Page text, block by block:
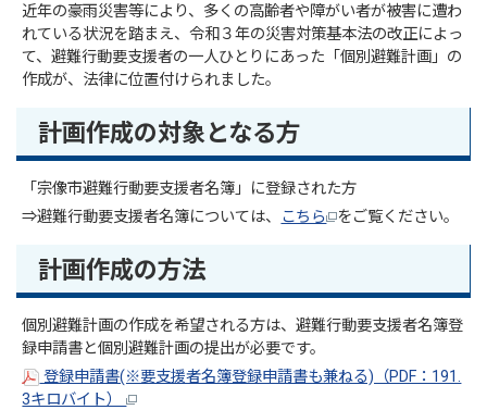
近年の豪雨災害等により、多くの高齢者や障がい者が被害に遭わ
れている状況を踏まえ、令和３年の災害対策基本法の改正によっ
て、避難行動要支援者の一人ひとりにあった「個別避難計画」の
作成が、法律に位置付けられました。
計画作成の対象となる方
「宗像市避難行動要支援者名簿」に登録された方
⇒避難行動要支援者名簿については、 こちら をご覧ください。
計画作成の方法
個別避難計画の作成を希望される方は、避難行動要支援者名簿登
録申請書と個別避難計画の提出が必要です。
登録申請書(※要支援者名簿登録申請書も兼ねる)（PDF：191.
3キロバイト）